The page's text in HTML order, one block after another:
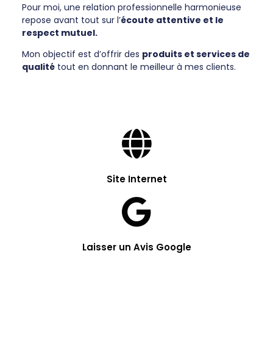
Pour moi, une relation professionnelle harmonieuse
repose avant tout sur l’écoute attentive et le
respect mutuel.
Mon objectif est d’offrir des produits et services de
qualitétout en donnant le meilleur à mes clients.
Site Internet
Laisser un Avis Google